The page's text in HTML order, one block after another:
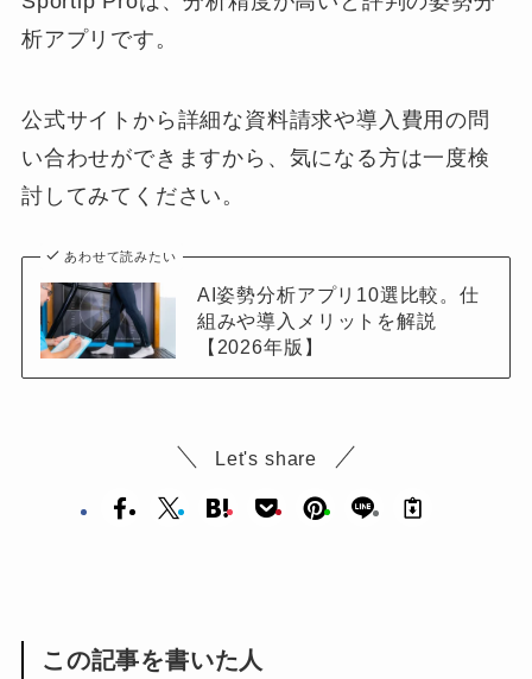
析アプリです。
公式サイトから詳細な資料請求や導入費用の問
い合わせができますから、気になる方は一度検
討してみてください。
あわせて読みたい
AI姿勢分析アプリ10選比較。仕
組みや導入メリットを解説
【2026年版】
Let's share
この記事を書いた人